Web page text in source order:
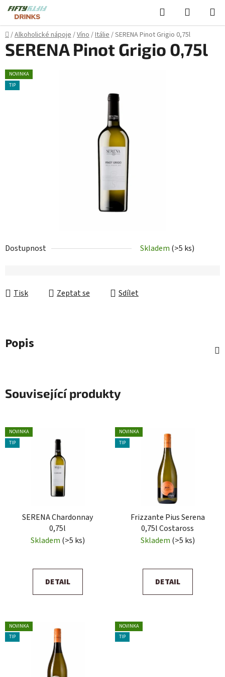
Přejít
obsah
Hledat
KOŠÍK
Domů
/Alkoholické nápoje/Víno/Itálie/SERENA Pinot Grigio 0,75l
Dostupnost Skladem (>5 ks)
Tisk Zeptat se Sdílet
SERENA Pinot Grigio 0,75l
NOVINKA
TIP
Popis
Související produkty
NOVINKA
TIP
SERENA Chardonnay
0,75l
Skladem (>5 ks)
DETAIL
NOVINKA
TIP
Frizzante Pius Serena
0,75l Costaross
Skladem (>5 ks)
DETAIL
NOVINKA
TIP
NOVINKA
TIP